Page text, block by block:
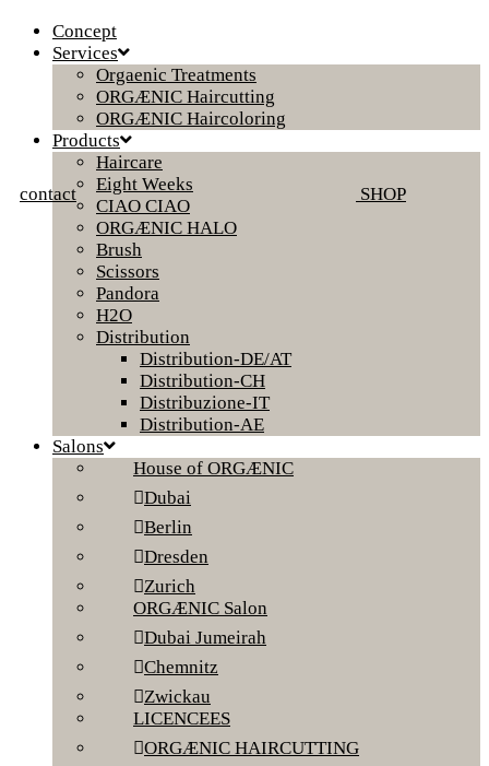
contact SHOP
Concept
Services
Orgaenic Treatments
ORGÆNIC Haircutting
ORGÆNIC Haircoloring
Products
Haircare
Eight Weeks
CIAO CIAO
ORGÆNIC HALO
Brush
Scissors
Pandora
H2O
Distribution
Distribution-DE/AT
Distribution-CH
Distribuzione-IT
Distribution-AE
Salons
House of ORGÆNIC
Dubai
Berlin
Dresden
Zurich
ORGÆNIC Salon
Dubai Jumeirah
Chemnitz
Zwickau
LICENCEES
ORGÆNIC HAIRCUTTING